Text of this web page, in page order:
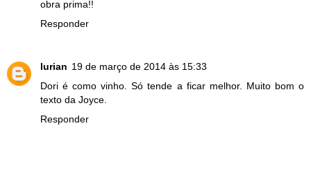
obra prima!!
Responder
lurian 19 de março de 2014 às 15:33
Dori é como vinho. Só tende a ficar melhor. Muito bom o
texto da Joyce.
Responder